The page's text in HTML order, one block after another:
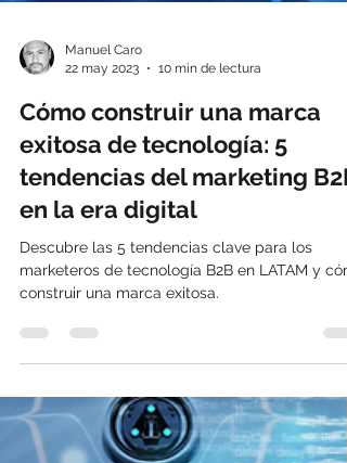
Manuel Caro
22 may 2023
10 min de lectura
Cómo construir una marca
exitosa de tecnología: 5
tendencias del marketing B2B
en la era digital
Descubre las 5 tendencias clave para los
construir una marca exitosa.